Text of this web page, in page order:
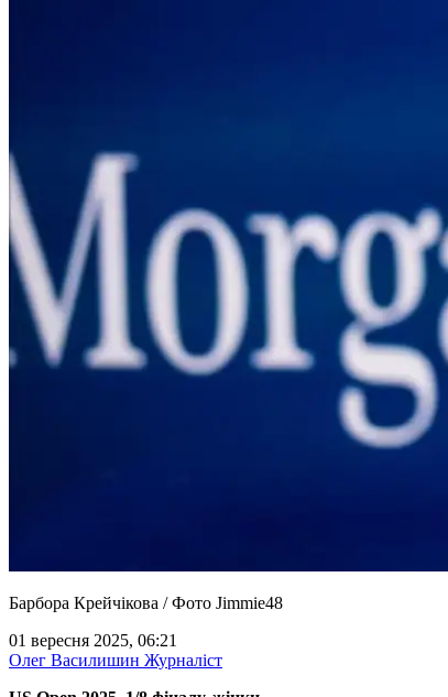
Барбора Крейчікова / Фото Jimmie48
01 вересня 2025, 06:21
Олег Василишин Журналіст